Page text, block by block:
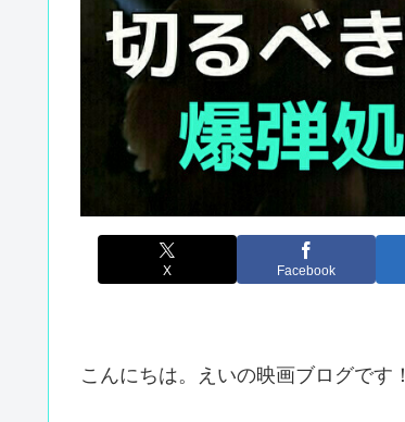
X Facebook
こんにちは。えいの映画ブログです！